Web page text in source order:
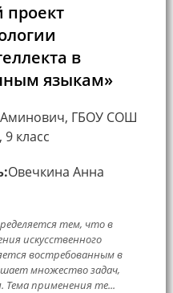
проект
в
языкам»
ГБОУ СОШ
класс
Овечкина Анна
тем, что в
искусственного
востребованным в
множество задач,
Тема применения те...